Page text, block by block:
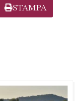
STAMPA